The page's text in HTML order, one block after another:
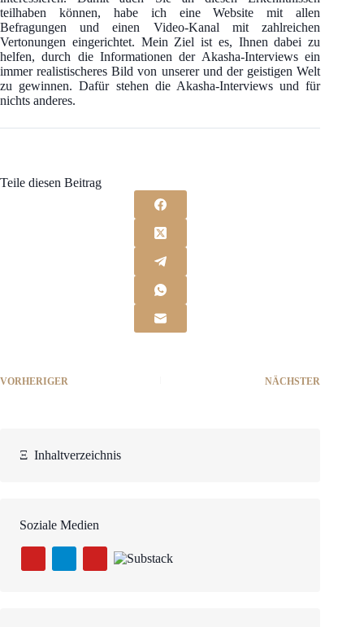
teilhaben können, habe ich eine Website mit allen
Befragungen und einen Video-Kanal mit zahlreichen
Vertonungen eingerichtet. Mein Ziel ist es, Ihnen dabei zu
helfen, durch die Informationen der Akasha-Interviews ein
immer realistischeres Bild von unserer und der geistigen Welt
zu gewinnen. Dafür stehen die Akasha-Interviews und für
nichts anderes.
Teile diesen Beitrag
VORHERIGER NÄCHSTER
Ξ Inhaltverzeichnis
Soziale Medien